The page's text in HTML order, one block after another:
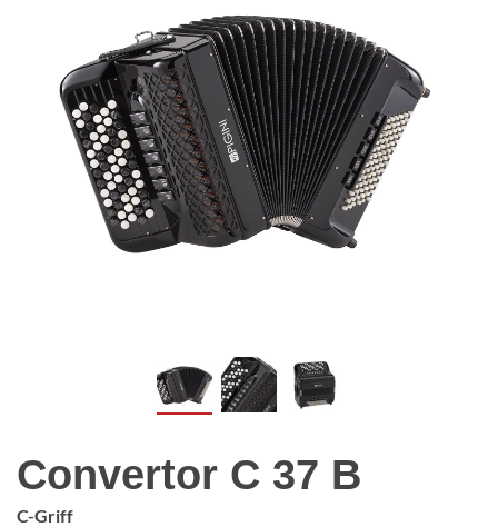
Convertor C 37 B
C-Griff